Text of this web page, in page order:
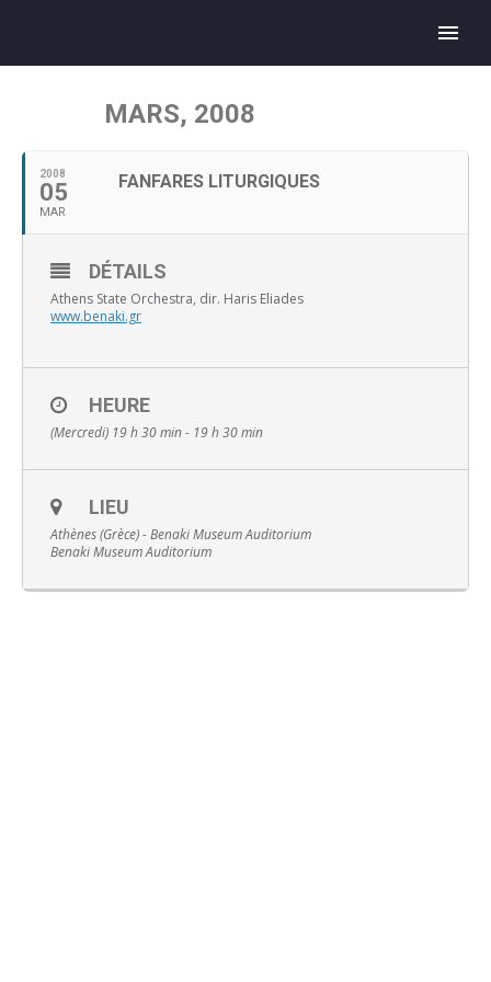
MARS, 2008
2008
05
MAR
FANFARES LITURGIQUES
DÉTAILS
Athens State Orchestra, dir. Haris Eliades
www.benaki.gr
HEURE
(Mercredi) 19 h 30 min - 19 h 30 min
LIEU
Athènes (Grèce) - Benaki Museum Auditorium
Benaki Museum Auditorium